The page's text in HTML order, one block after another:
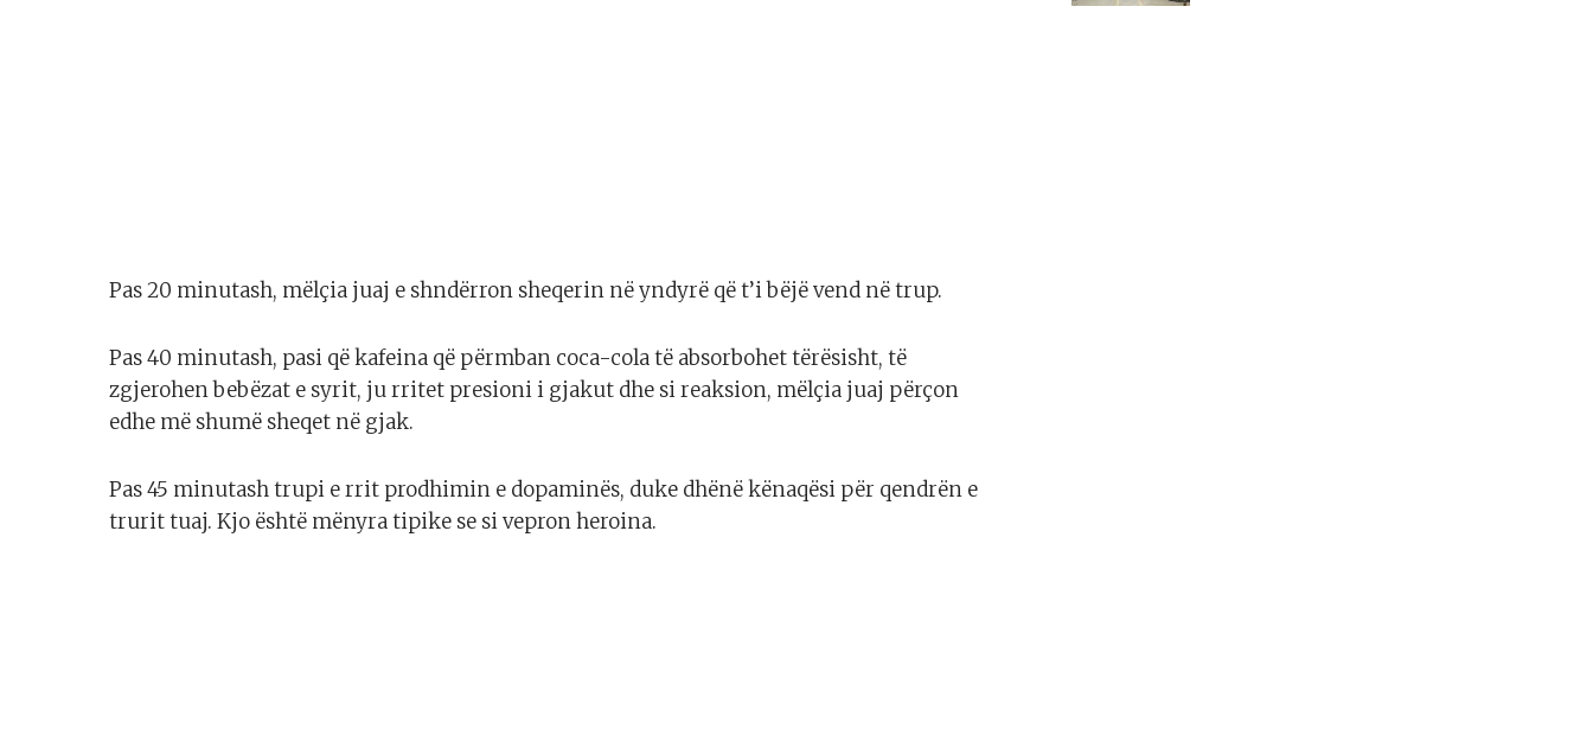
Pas 20 minutash, mëlçia juaj e shndërron sheqerin në yndyrë që t’i bëjë vend në trup.
Pas 40 minutash, pasi që kafeina që përmban coca-cola të absorbohet tërësisht, të
zgjerohen bebëzat e syrit, ju rritet presioni i gjakut dhe si reaksion, mëlçia juaj përçon
edhe më shumë sheqet në gjak.
Pas 45 minutash trupi e rrit prodhimin e dopaminës, duke dhënë kënaqësi për qendrën e
trurit tuaj. Kjo është mënyra tipike se si vepron heroina.